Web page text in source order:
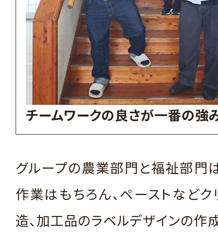
チームワークの良さが一番の強
グループの農業部門と福祉部門
作業はもちろん、ペーストなど
造、加工品のラベルデザインの作